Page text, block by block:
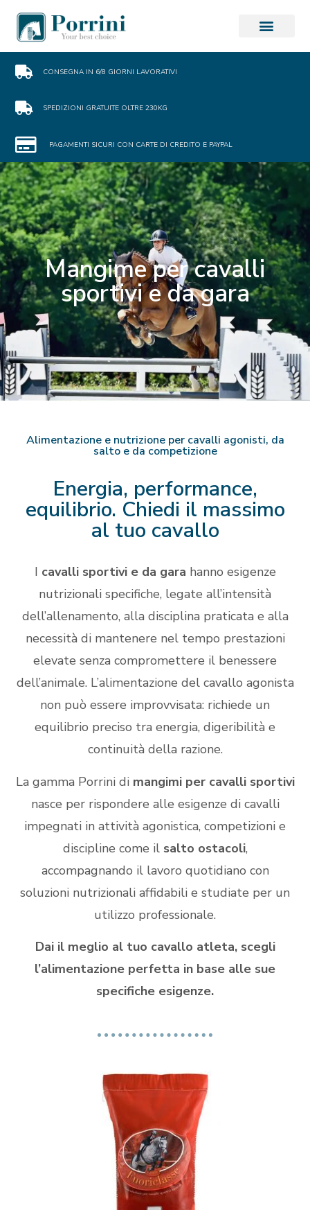
CONSEGNA IN 6/8 GIORNI LAVORATIVI
SPEDIZIONI GRATUITE OLTRE 230KG
PAGAMENTI SICURI CON CARTE DI CREDITO E PAYPAL
Mangime per cavalli
sportivi e da gara
Alimentazione e nutrizione per cavalli agonisti, da
salto e da competizione
Energia, performance,
equilibrio. Chiedi il massimo
al tuo cavallo
I cavalli sportivi e da gara hanno esigenze
nutrizionali specifiche, legate all’intensità
dell’allenamento, alla disciplina praticata e alla
necessità di mantenere nel tempo prestazioni
elevate senza compromettere il benessere
dell’animale. L’alimentazione del cavallo agonista
non può essere improvvisata: richiede un
equilibrio preciso tra energia, digeribilità e
continuità della razione.
La gamma Porrini di mangimi per cavalli sportivi
nasce per rispondere alle esigenze di cavalli
impegnati in attività agonistica, competizioni e
discipline come il salto ostacoli,
accompagnando il lavoro quotidiano con
soluzioni nutrizionali affidabili e studiate per un
utilizzo professionale.
Dai il meglio al tuo cavallo atleta, scegli
l’alimentazione perfetta in base alle sue
specifiche esigenze.